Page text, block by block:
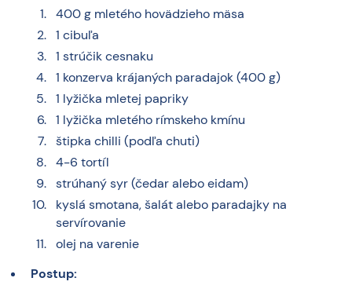
400 g mletého hovädzieho mäsa
1 cibuľa
1 strúčik cesnaku
1 konzerva krájaných paradajok (400 g)
1 lyžička mletej papriky
1 lyžička mletého rímskeho kmínu
štipka chilli (podľa chuti)
4-6 tortíl
strúhaný syr (čedar alebo eidam)
kyslá smotana, šalát alebo paradajky na
servírovanie
olej na varenie
Postup: